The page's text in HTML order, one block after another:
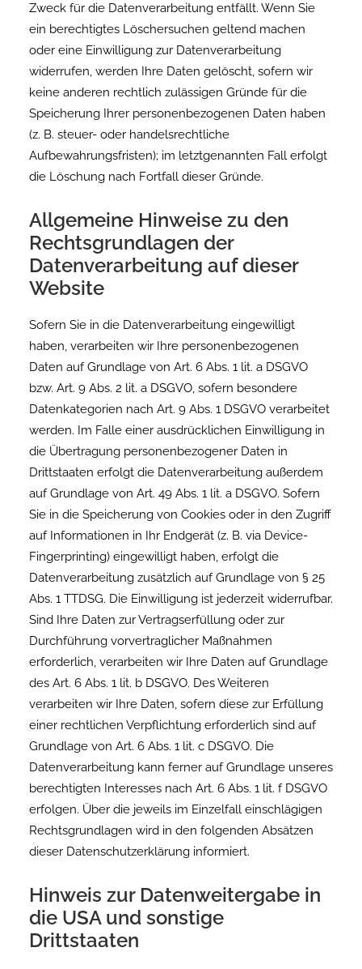
Zweck für die Datenverarbeitung entfällt. Wenn Sie
ein berechtigtes Löschersuchen geltend machen
oder eine Einwilligung zur Datenverarbeitung
widerrufen, werden Ihre Daten gelöscht, sofern wir
keine anderen rechtlich zulässigen Gründe für die
Speicherung Ihrer personenbezogenen Daten haben
(z. B. steuer- oder handelsrechtliche
Aufbewahrungsfristen); im letztgenannten Fall erfolgt
die Löschung nach Fortfall dieser Gründe.
Allgemeine Hinweise zu den
Rechtsgrundlagen der
Datenverarbeitung auf dieser
Website
Sofern Sie in die Datenverarbeitung eingewilligt
haben, verarbeiten wir Ihre personenbezogenen
Daten auf Grundlage von Art. 6 Abs. 1 lit. a DSGVO
bzw. Art. 9 Abs. 2 lit. a DSGVO, sofern besondere
Datenkategorien nach Art. 9 Abs. 1 DSGVO verarbeitet
werden. Im Falle einer ausdrücklichen Einwilligung in
die Übertragung personenbezogener Daten in
Drittstaaten erfolgt die Datenverarbeitung außerdem
auf Grundlage von Art. 49 Abs. 1 lit. a DSGVO. Sofern
Sie in die Speicherung von Cookies oder in den Zugriff
auf Informationen in Ihr Endgerät (z. B. via Device-
Fingerprinting) eingewilligt haben, erfolgt die
Datenverarbeitung zusätzlich auf Grundlage von § 25
Abs. 1 TTDSG. Die Einwilligung ist jederzeit widerrufbar.
Sind Ihre Daten zur Vertragserfüllung oder zur
Durchführung vorvertraglicher Maßnahmen
erforderlich, verarbeiten wir Ihre Daten auf Grundlage
des Art. 6 Abs. 1 lit. b DSGVO. Des Weiteren
verarbeiten wir Ihre Daten, sofern diese zur Erfüllung
einer rechtlichen Verpflichtung erforderlich sind auf
Grundlage von Art. 6 Abs. 1 lit. c DSGVO. Die
Datenverarbeitung kann ferner auf Grundlage unseres
berechtigten Interesses nach Art. 6 Abs. 1 lit. f DSGVO
erfolgen. Über die jeweils im Einzelfall einschlägigen
Rechtsgrundlagen wird in den folgenden Absätzen
dieser Datenschutzerklärung informiert.
Hinweis zur Datenweitergabe in
die USA und sonstige
Drittstaaten